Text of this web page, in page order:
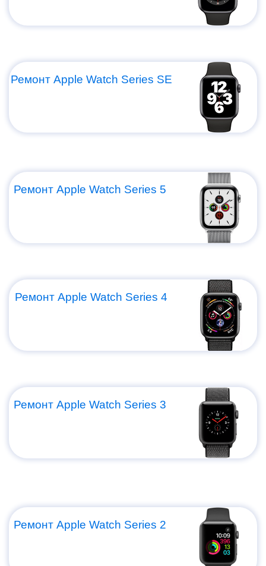
Ремонт Apple Watch Series SE
Ремонт Apple Watch Series 5
Ремонт Apple Watch Series 4
Ремонт Apple Watch Series 3
Ремонт Apple Watch Series 2